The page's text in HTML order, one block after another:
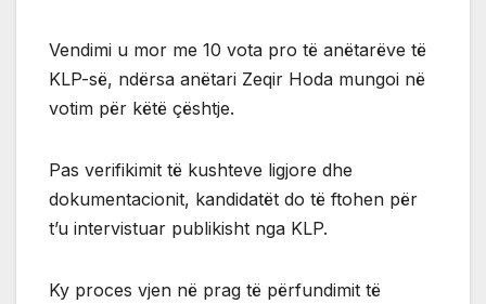
Vendimi u mor me 10 vota pro të anëtarëve të
KLP-së, ndërsa anëtari Zeqir Hoda mungoi në
votim për këtë çështje.
Pas verifikimit të kushteve ligjore dhe
dokumentacionit, kandidatët do të ftohen për
t’u intervistuar publikisht nga KLP.
Ky proces vjen në prag të përfundimit të